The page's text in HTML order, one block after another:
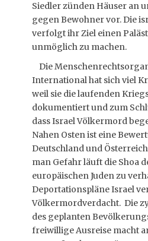
Siedler zünden Häuser an
gegen Bewohner vor. Die
verfolgt ihr Ziel einen
unmöglich zu machen.
Die
International hat sich viel
weil sie die laufenden
dokumentiert und zum
dass Israel Völkermord
Nahen Osten ist eine
Deutschland und
man Gefahr läuft die Shoa
europäischen Juden zu
Deportationspläne Israel
Völkermordverdacht. Die
des geplanten
freiwillige Ausreise macht